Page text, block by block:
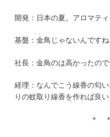
開発：日本の夏。アロマティ
基盤：金鳥じゃないんですね
社長：金鳥のは高かったので
経理：なんでこう線香の匂
りの蚊取り線香を作れば良い
＊